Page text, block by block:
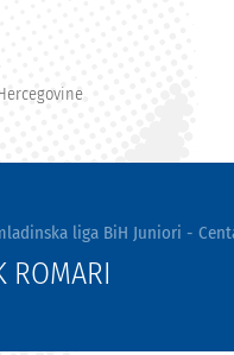
liga BiH Juniori -
ROMARI